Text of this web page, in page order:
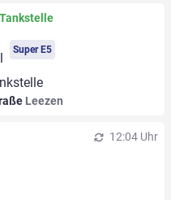
Super E5
Leezen
12:04 Uhr